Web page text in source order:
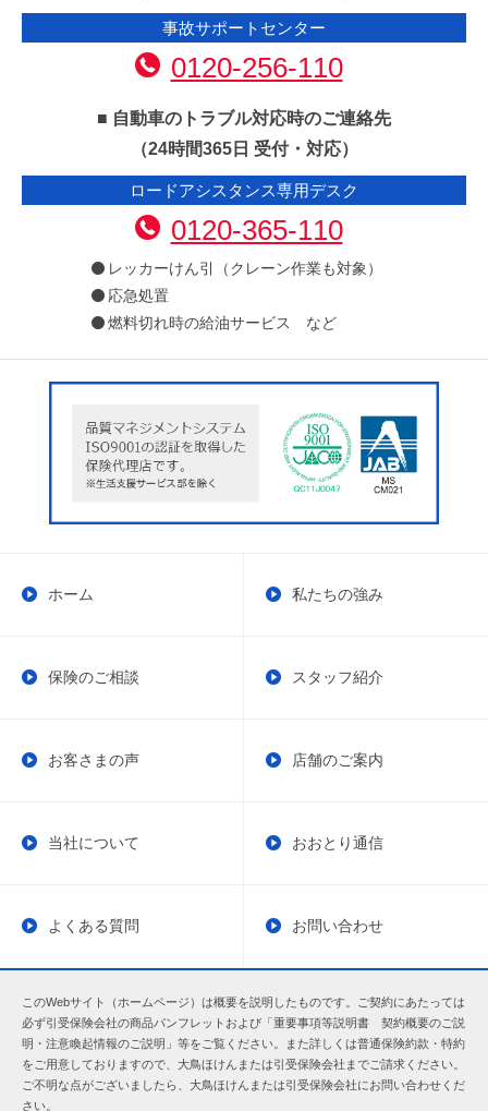
事故サポートセンター
0120-256-110
■ 自動車のトラブル対応時のご連絡先
（24時間365日 受付・対応）
ロードアシスタンス専用デスク
0120-365-110
レッカーけん引（クレーン作業も対象）
応急処置
燃料切れ時の給油サービス など
ホーム 私たちの強み
保険のご相談 スタッフ紹介
お客さまの声 店舗のご案内
当社について おおとり通信
よくある質問 お問い合わせ
このWebサイト（ホームページ）は概要を説明したものです。ご契約にあたっては
必ず引受保険会社の商品パンフレットおよび「重要事項等説明書 契約概要のご説
明・注意喚起情報のご説明」等をご覧ください。また詳しくは普通保険約款・特約
をご用意しておりますので、大鳥ほけんまたは引受保険会社までご請求ください。
ご不明な点がございましたら、大鳥ほけんまたは引受保険会社にお問い合わせくだ
さい。